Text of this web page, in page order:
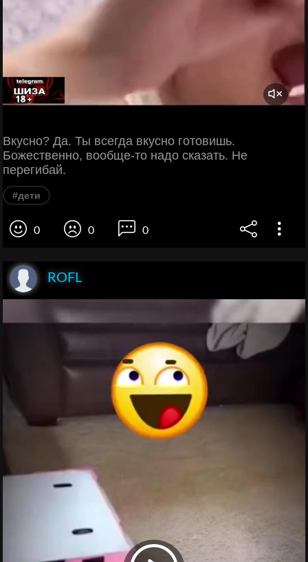
Вкусно? Да. Ты всегда вкусно готовишь.
Божественно, вообще-то надо сказать. Не
перегибай.
#дети
0 0 0
ROFL